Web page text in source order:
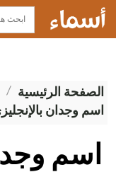
الصفحة الرئيسية
اسم وجدان
اسم